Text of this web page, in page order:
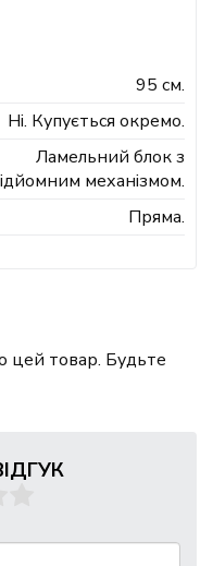
95 см.
Ні. Купується окремо.
Ламельний блок з
механізмом.
Пряма.
цей товар. Будьте